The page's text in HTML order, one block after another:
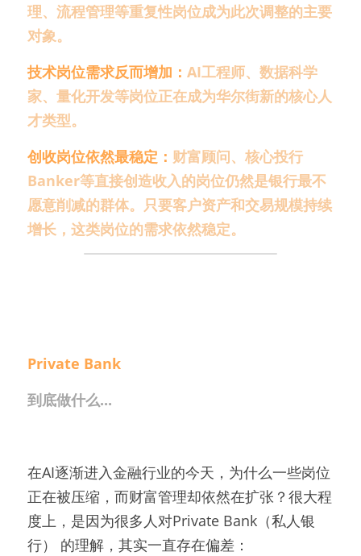
理、流程管理等重复性岗位成为此次调整的主要
对象。
技术岗位需求反而增加： AI工程师、数据科学
家、量化开发等岗位正在成为华尔街新的核心人
才类型。
创收岗位依然最稳定： 财富顾问、核心投行
Banker等直接创造收入的岗位仍然是银行最不
愿意削减的群体。只要客户资产和交易规模持续
增长，这类岗位的需求依然稳定。
Private Bank
到底做什么...
在AI逐渐进入金融行业的今天，为什么一些岗位
正在被压缩，而财富管理却依然在扩张？很大程
度上，是因为很多人对Private Bank（私人银
行） 的理解，其实一直存在偏差：